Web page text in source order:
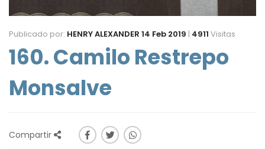
Publicado por: HENRY ALEXANDER 14 Feb 2019 | 4911 Visitas
160. Camilo Restrepo
Monsalve
Compartir